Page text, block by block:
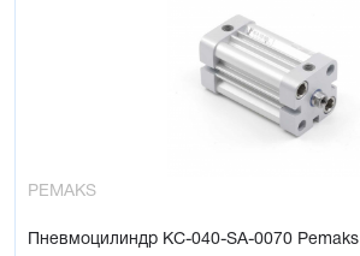
PEMAKS
Пневмоцилиндр KC-040-SA-0070 Pemaks